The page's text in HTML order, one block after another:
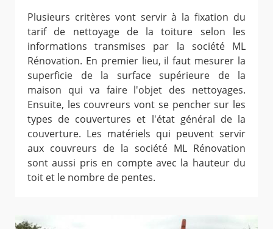
Plusieurs critères vont servir à la fixation du
tarif de nettoyage de la toiture selon les
informations transmises par la société ML
Rénovation. En premier lieu, il faut mesurer la
superficie de la surface supérieure de la
maison qui va faire l'objet des nettoyages.
Ensuite, les couvreurs vont se pencher sur les
types de couvertures et l'état général de la
couverture. Les matériels qui peuvent servir
aux couvreurs de la société ML Rénovation
sont aussi pris en compte avec la hauteur du
toit et le nombre de pentes.